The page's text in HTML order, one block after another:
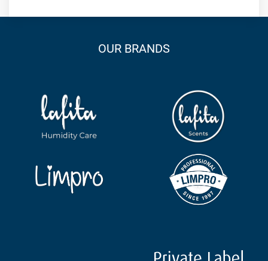
OUR BRANDS